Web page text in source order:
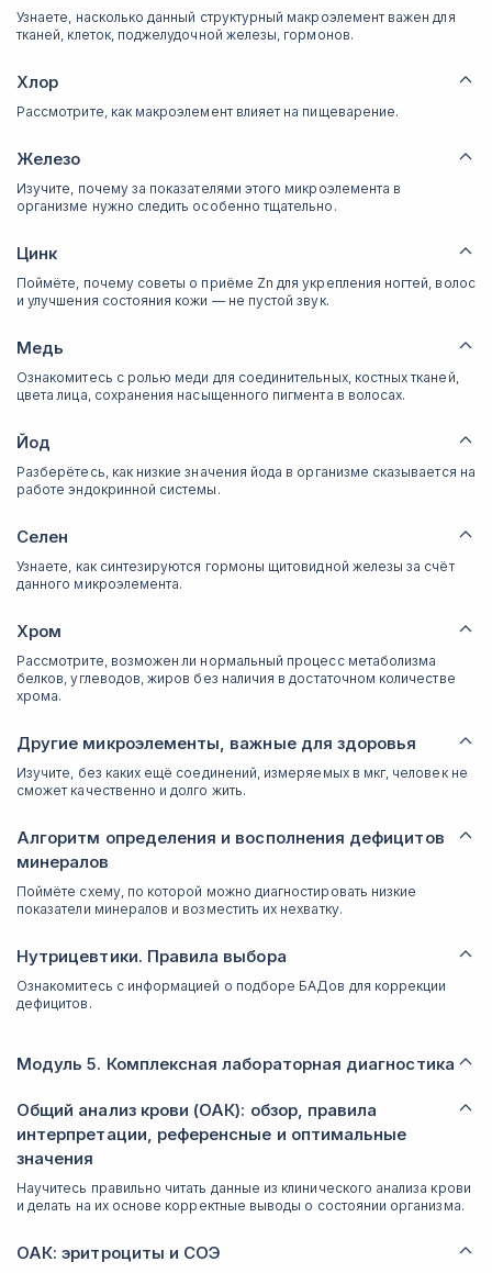
Узнаете, насколько данный структурный макроэлемент важен для
тканей, клеток, поджелудочной железы, гормонов.
Хлор
Рассмотрите, как макроэлемент влияет на пищеварение.
Железо
Изучите, почему за показателями этого микроэлемента в
организме нужно следить особенно тщательно.
Цинк
Поймёте, почему советы о приёме Zn для укрепления ногтей, волос
и улучшения состояния кожи — не пустой звук.
Медь
Ознакомитесь с ролью меди для соединительных, костных тканей,
цвета лица, сохранения насыщенного пигмента в волосах.
Йод
Разберётесь, как низкие значения йода в организме сказывается на
работе эндокринной системы.
Селен
Узнаете, как синтезируются гормоны щитовидной железы за счёт
данного микроэлемента.
Хром
Рассмотрите, возможен ли нормальный процесс метаболизма
белков, углеводов, жиров без наличия в достаточном количестве
хрома.
Другие микроэлементы, важные для здоровья
Изучите, без каких ещё соединений, измеряемых в мкг, человек не
сможет качественно и долго жить.
Алгоритм определения и восполнения дефицитов
минералов
Поймёте схему, по которой можно диагностировать низкие
показатели минералов и возместить их нехватку.
Нутрицевтики. Правила выбора
Ознакомитесь с информацией о подборе БАДов для коррекции
дефицитов.
Модуль 5. Комплексная лабораторная диагностика
Общий анализ крови (ОАК): обзор, правила
интерпретации, референсные и оптимальные
значения
Научитесь правильно читать данные из клинического анализа крови
и делать на их основе корректные выводы о состоянии организма.
ОАК: эритроциты и СОЭ